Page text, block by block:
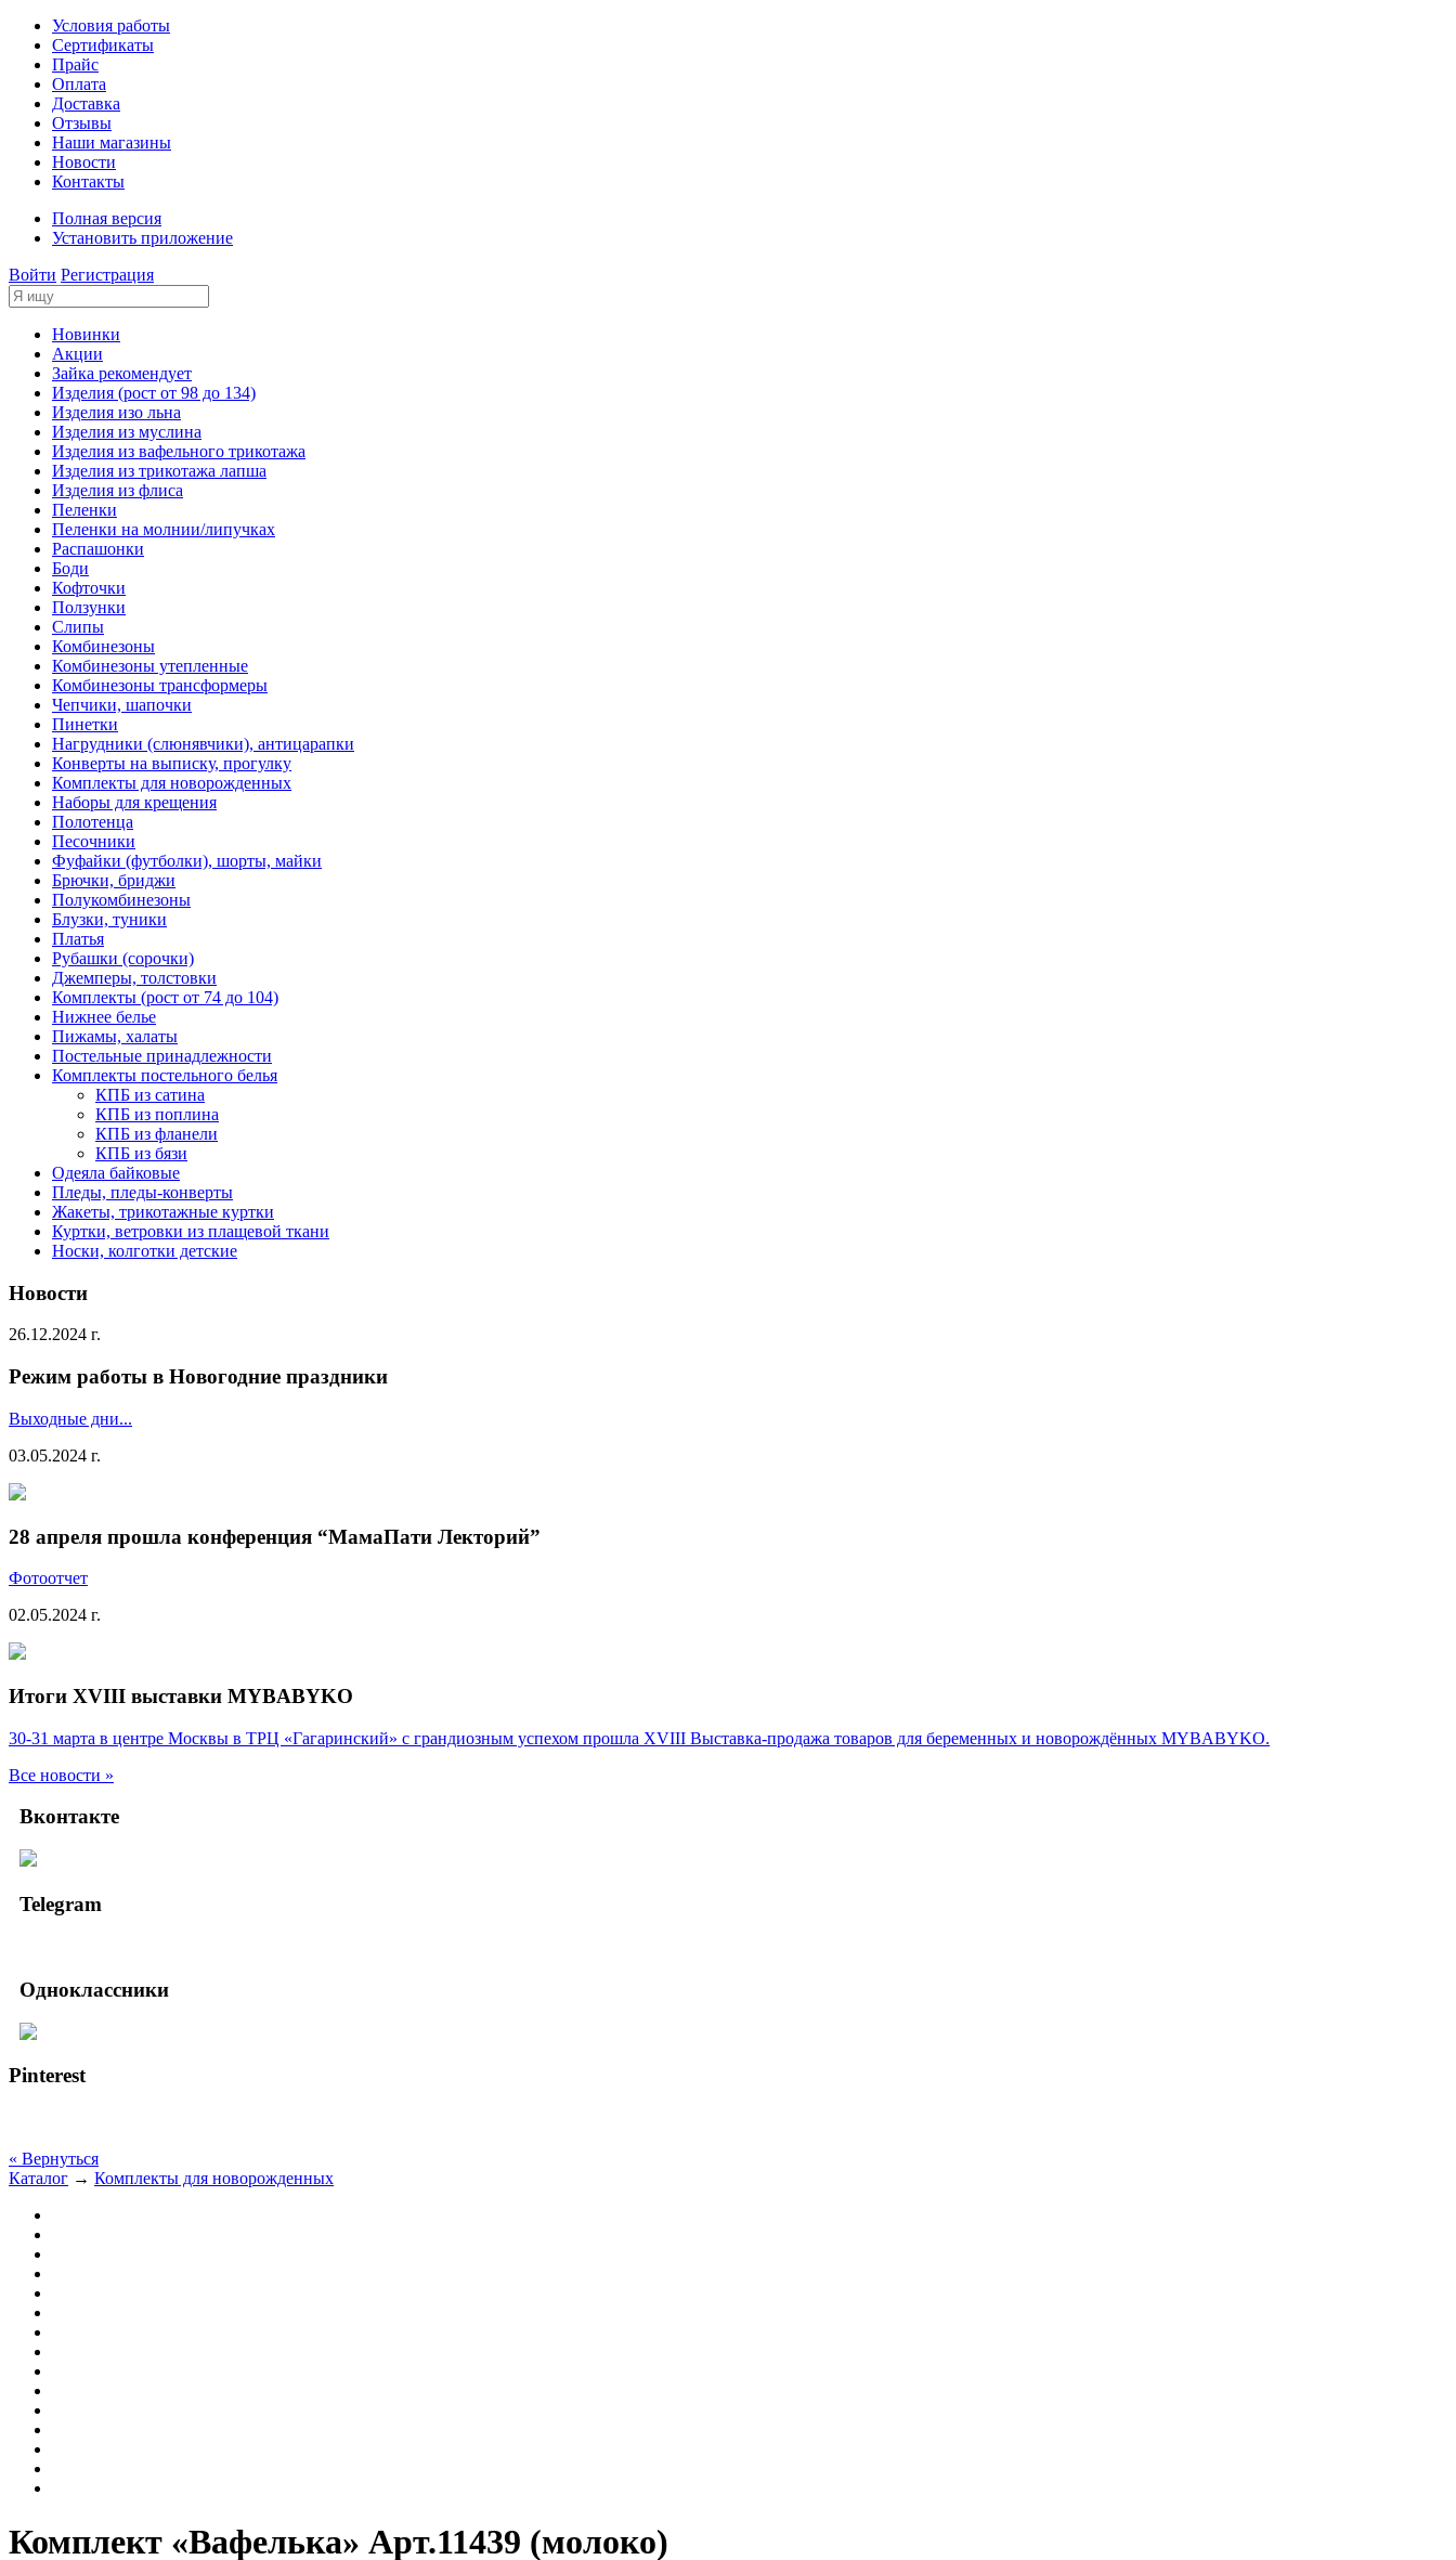
Условия работы
Сертификаты
Прайс
Оплата
Доставка
Отзывы
Наши магазины
Новости
Контакты
Полная версия
Установить приложение
Войти Регистрация
Новинки
Акции
Зайка рекомендует
Изделия (рост от 98 до 134)
Изделия изо льна
Изделия из муслина
Изделия из вафельного трикотажа
Изделия из трикотажа лапша
Изделия из флиса
Пеленки
Пеленки на молнии/липучках
Распашонки
Боди
Кофточки
Ползунки
Слипы
Комбинезоны
Комбинезоны утепленные
Комбинезоны трансформеры
Чепчики, шапочки
Пинетки
Нагрудники (слюнявчики), антицарапки
Конверты на выписку, прогулку
Комплекты для новорожденных
Наборы для крещения
Полотенца
Песочники
Фуфайки (футболки), шорты, майки
Брючки, бриджи
Полукомбинезоны
Блузки, туники
Платья
Рубашки (сорочки)
Джемперы, толстовки
Комплекты (рост от 74 до 104)
Нижнее белье
Пижамы, халаты
Постельные принадлежности
Комплекты постельного белья
КПБ из сатина
КПБ из поплина
КПБ из фланели
КПБ из бязи
Одеяла байковые
Пледы, пледы-конверты
Жакеты, трикотажные куртки
Куртки, ветровки из плащевой ткани
Носки, колготки детские
Новости
26.12.2024 г.
Режим работы в Новогодние праздники
Выходные дни...
03.05.2024 г.
28 апреля прошла конференция “МамаПати Лекторий”
Фотоотчет
02.05.2024 г.
Итоги XVIII выставки MYBABYKO
30-31 марта в центре Москвы в ТРЦ «Гагаринский» с грандиозным успехом прошла XVIII Выставка-продажа товаров для беременных и новорождённых MYBABYKO.
Все новости »
Вконтакте
Telegram
Одноклассники
Pinterest
« Вернуться
Каталог → Комплекты для новорожденных
Комплект «Вафелька» Арт.11439 (молоко)